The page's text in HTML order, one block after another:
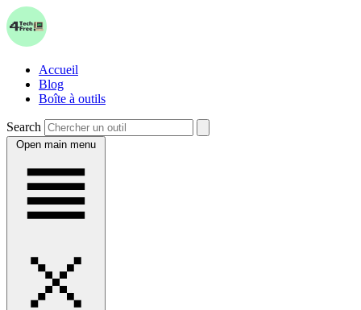
Accueil
Blog
Boîte à outils
Search
Open main menu